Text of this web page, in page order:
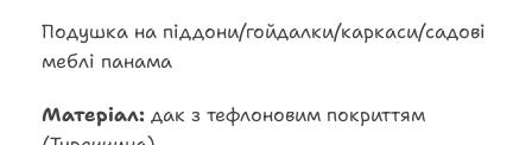
Подушка на піддони/гойдалки/каркаси/садові
меблі панама
Матеріал: дак з тефлоновим покриттям